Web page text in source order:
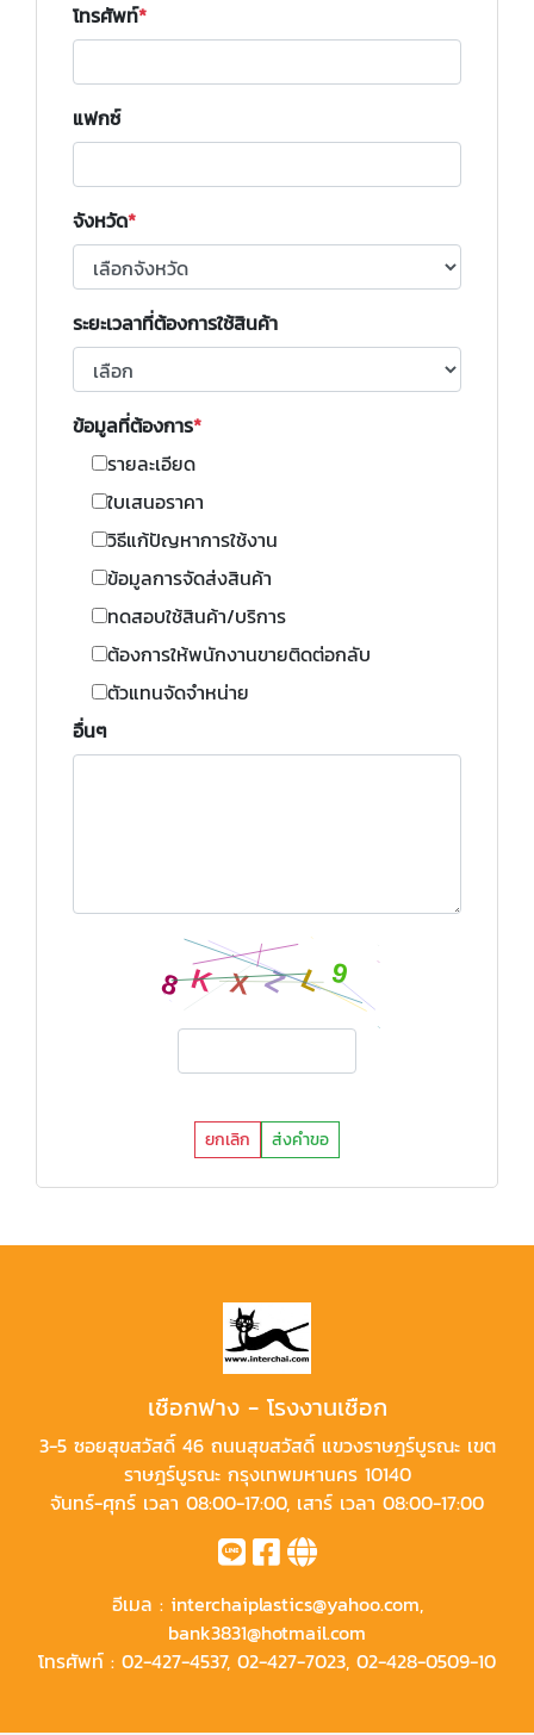
โทรศัพท์
แฟกซ์
จังหวัด
ระยะเวลาที่ต้องการใช้สินค้า
ข้อมูลที่ต้องการ
รายละเอียด
ใบเสนอราคา
วิธีแก้ปัญหาการใช้งาน
ข้อมูลการจัดส่งสินค้า
ทดสอบใช้สินค้า/บริการ
ต้องการให้พนักงานขายติดต่อกลับ
ตัวแทนจัดจำหน่าย
อื่นๆ
ยกเลิก ส่งคำขอ
เชือกฟาง - โรงงานเชือก
3-5 ซอยสุขสวัสดิ์ 46 ถนนสุขสวัสดิ์ แขวงราษฎร์บูรณะ เขต
ราษฎร์บูรณะ กรุงเทพมหานคร 10140
จันทร์-ศุกร์ เวลา 08:00-17:00, เสาร์ เวลา 08:00-17:00
อีเมล : interchaiplastics@yahoo.com,
bank3831@hotmail.com
โทรศัพท์ : 02-427-4537, 02-427-7023, 02-428-0509-10